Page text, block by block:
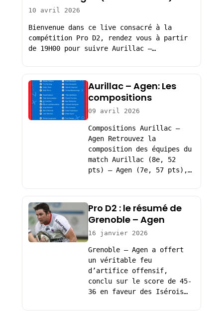
10 avril 2026
Bienvenue dans ce live consacré à la
compétition Pro D2, rendez vous à partir
de 19H00 pour suivre Aurillac –…
Aurillac – Agen: Les
compositions
09 avril 2026
Compositions Aurillac –
Agen Retrouvez la
composition des équipes du
match Aurillac (8e, 52
pts) – Agen (7e, 57 pts),…
Pro D2 : le résumé de
Grenoble – Agen
16 janvier 2026
Grenoble – Agen a offert
un véritable feu
d’artifice offensif,
conclu sur le score de 45-
36 en faveur des Isérois…